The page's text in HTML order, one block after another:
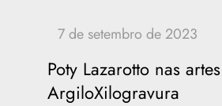
Poty Lazarotto nas
ArgiloXilogravura